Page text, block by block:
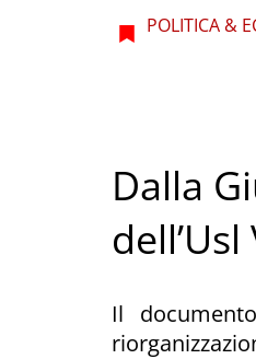
POLITICA &
Dalla
Il